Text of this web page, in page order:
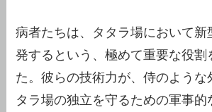
病者たちは、タタラ場において新
発するという、極めて重要な役割
た。彼らの技術力が、侍のような
タラ場の独立を守るための軍事的